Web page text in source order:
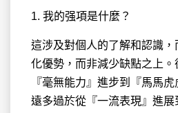
1. 我的强項是什麼？
這涉及對個人的了解和認識
化優勢，而非減少缺點之上
『毫無能力』進步到『馬馬
遠多過於從『一流表現』進展